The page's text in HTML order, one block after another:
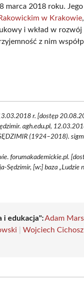
marca 2018 roku.
w Krakowie
i wkład w rozwój
z nim
r. [dostęp
agh.edu.pl,
(1924–2018).
forumakademickie.pl.
Sędzimir, [w:] baza „Ludzie
i edukacja":Adam
|Wojciech Cichosz